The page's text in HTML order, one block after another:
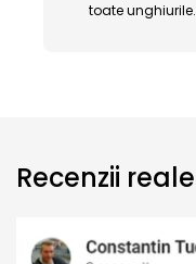
toate unghiurile.
Recenzii reale